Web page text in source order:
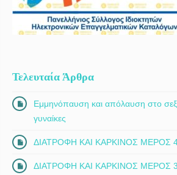
Τελευταία Άρθρα
Εμμηνόπαυση και απόλαυση στο σεξ-
γυναίκες
ΔΙΑΤΡΟΦΗ ΚΑΙ ΚΑΡΚΙΝΟΣ ΜΕΡΟΣ 4ο
ΔΙΑΤΡΟΦΗ ΚΑΙ ΚΑΡΚΙΝΟΣ ΜΕΡΟΣ